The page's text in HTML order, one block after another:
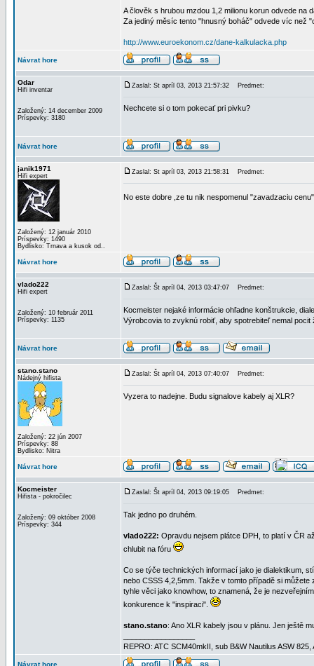
A člověk s hrubou mzdou 1,2 milionu korun odvede
Za jediný měsíc tento "hnusný boháč" odvede víc než
http://www.euroekonom.cz/dane-kalkulacka.php
Návrat hore
Odar
Hifi inventar
Založený: 14 december 2009
Príspevky: 3180
Zaslal: St apríl 03, 2013 21:57:32 Predmet:
Nechcete si o tom pokecať pri pivku?
Návrat hore
janik1971
Hifi expert
Založený: 12 január 2010
Príspevky: 1490
Bydlisko: Trnava a kusok od..
Zaslal: St apríl 03, 2013 21:58:31 Predmet:
No este dobre ,ze tu nik nespomenul "zavadzaciu
Návrat hore
vlado222
Hifi expert
Založený: 10 február 2011
Príspevky: 1135
Zaslal: Št apríl 04, 2013 03:47:07 Predmet:
Kocmeister nejaké informácie ohľadne konštrukcie,
Výrobcovia to zvyknú robiť, aby spotrebiteľ nemal
Návrat hore
stano.stano
Nádejný hifista
Založený: 22 jún 2007
Príspevky: 88
Bydlisko: Nitra
Zaslal: Št apríl 04, 2013 07:40:07 Predmet:
Vyzera to nadejne. Budu signalove kabely aj XLR?
Návrat hore
Kocmeister
Hifista - pokročilec
Založený: 09 október 2008
Príspevky: 344
Zaslal: Št apríl 04, 2013 09:19:05 Predmet:
Tak jedno po druhém.
vlado222: Opravdu nejsem plátce DPH, to platí v ČR
chlubit na fóru
Co se týče technických informací jako je dialektikum,
nebo CSSS 4,2,5mm. Takže v tomto případě si
tyhle věci jako knowhow, to znamená, že je
konkurence k "inspiraci".
stano.stano: Ano XLR kabely jsou v plánu. Jen ještě
REPRO: ATC SCM40mkII, sub B&W Nautilus ASW
Návrat hore